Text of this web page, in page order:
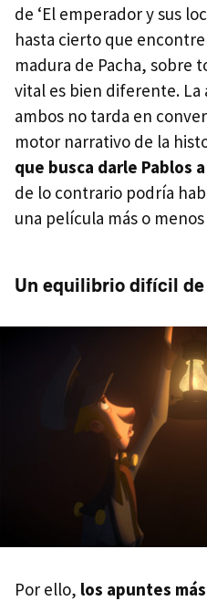
de ‘El emperador y sus
hasta cierto que
madura de Pacha, sobre
vital es bien diferente.
ambos no tarda en
motor narrativo de la
que busca darle Pablos
de lo contrario podría
una película más o
Un equilibrio difícil
Por ello, los apuntes